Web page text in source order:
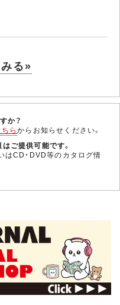
る»
か？
ちらからお知らせください。
ご提供可能です。
はCD・DVD等のカタログ情